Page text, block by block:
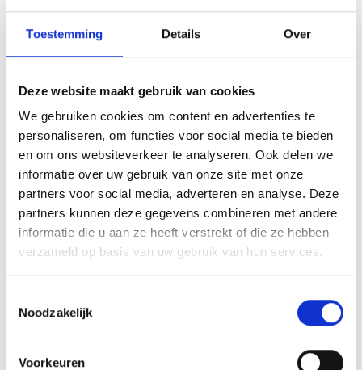
Toestemming Details Over
Deze website maakt gebruik van cookies
We gebruiken cookies om content en advertenties te
personaliseren, om functies voor social media te bieden
en om ons websiteverkeer te analyseren. Ook delen we
informatie over uw gebruik van onze site met onze
partners voor social media, adverteren en analyse. Deze
partners kunnen deze gegevens combineren met andere
informatie die u aan ze heeft verstrekt of die ze hebben
verzameld op basis van uw gebruik van hun services.
Noodzakelijk
Voorkeuren
KAISERSCHMARNN
RECEPT